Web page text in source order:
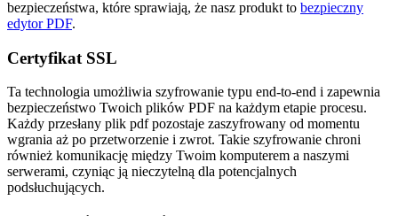
bezpieczeństwa, które sprawiają, że nasz produkt to bezpieczny
edytor PDF.
Certyfikat SSL
Ta technologia umożliwia szyfrowanie typu end-to-end i zapewnia
bezpieczeństwo Twoich plików PDF na każdym etapie procesu.
Każdy przesłany plik pdf pozostaje zaszyfrowany od momentu
wgrania aż po przetworzenie i zwrot. Takie szyfrowanie chroni
również komunikację między Twoim komputerem a naszymi
serwerami, czyniąc ją nieczytelną dla potencjalnych
podsłuchujących.